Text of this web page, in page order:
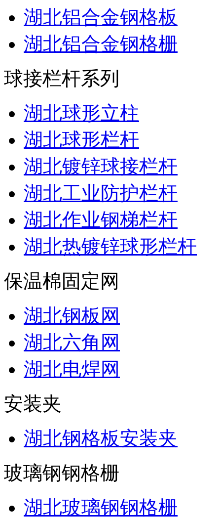
湖北铝合金钢格板
湖北铝合金钢格栅
球接栏杆系列
湖北球形立柱
湖北球形栏杆
湖北镀锌球接栏杆
湖北工业防护栏杆
湖北作业钢梯栏杆
湖北热镀锌球形栏杆
保温棉固定网
湖北钢板网
湖北六角网
湖北电焊网
安装夹
湖北钢格板安装夹
玻璃钢钢格栅
湖北玻璃钢钢格栅